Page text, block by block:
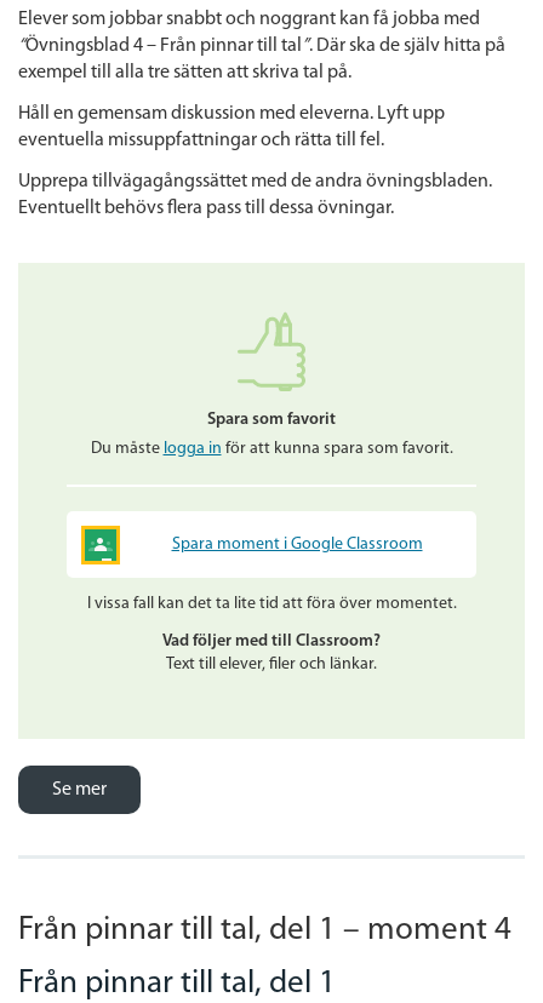
Elever som jobbar snabbt och noggrant kan få jobba med
“Övningsblad 4 – Från pinnar till tal ”. Där ska de själv hitta på
exempel till alla tre sätten att skriva tal på.
Håll en gemensam diskussion med eleverna. Lyft upp
eventuella missuppfattningar och rätta till fel.
Upprepa tillvägagångssättet med de andra övningsbladen.
Eventuellt behövs flera pass till dessa övningar.
Spara som favorit
Du måste logga in för att kunna spara som favorit.
Spara moment i Google Classroom
I vissa fall kan det ta lite tid att föra över momentet.
Vad följer med till Classroom?
Text till elever, filer och länkar.
Se mer
Från pinnar till tal, del 1 – moment 4
Från pinnar till tal, del 1